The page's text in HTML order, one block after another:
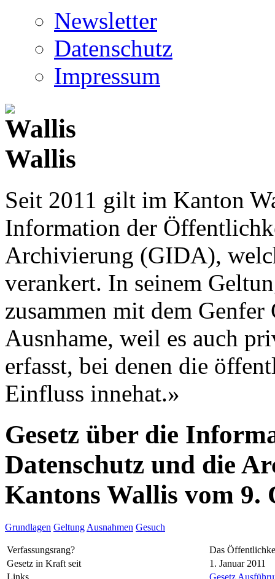
Newsletter
Datenschutz
Impressum
Wallis
Seit 2011 gilt im Kanton
Information der
Archivierung (GIDA),
verankert. In seinem
zusammen mit dem Genfer
Ausnhame, weil es auch
erfasst, bei denen die
Einfluss innehat.»
Gesetz über die
Datenschutz und die
Kantons Wallis vom 9.
Grundlagen Geltung Ausnahmen Gesuch
Verfassungsrang?
Das
Gesetz in Kraft seit
1. Januar 2011
Links
Gesetz